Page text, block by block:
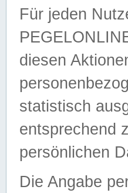
Für jeden
diesen
statistisch
entsprechend
persönlichen
Die Angabe